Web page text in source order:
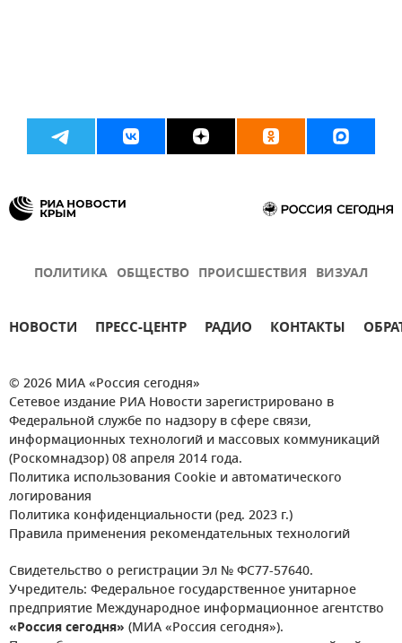
ПОЛИТИКА ОБЩЕСТВО ПРОИСШЕСТВИЯ ВИЗУАЛ
НОВОСТИ ПРЕСС-ЦЕНТР РАДИО КОНТАКТЫ
© 2026 МИА «Россия сегодня»
Сетевое издание РИА Новости зарегистрировано в
Федеральной службе по надзору в сфере связи,
информационных технологий и массовых коммуникаций
(Роскомнадзор) 08 апреля 2014 года.
Политика использования Cookie и автоматического
логирования
Политика конфиденциальности (ред. 2023 г.)
Правила применения рекомендательных технологий
Свидетельство о регистрации Эл № ФС77-57640.
Учредитель: Федеральное государственное унитарное
предприятие Международное информационное агентство
«Россия сегодня» (МИА «Россия сегодня»).